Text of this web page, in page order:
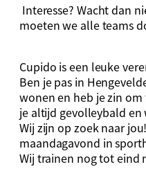
Interesse? Wacht dan
moeten we alle teams
Cupido is een leuke
Ben je pas in
wonen en heb je zin
je altijd gevolleybald
Wij zijn op zoek naar
maandagavond in
Wij trainen nog tot